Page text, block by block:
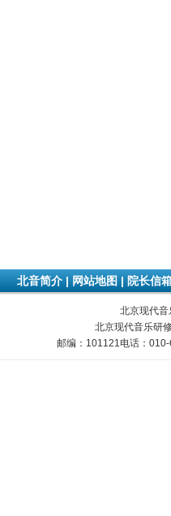
北音简介 | 网站地图 | 院长信
北京现代
北京现代音乐研
邮编：101121电话：